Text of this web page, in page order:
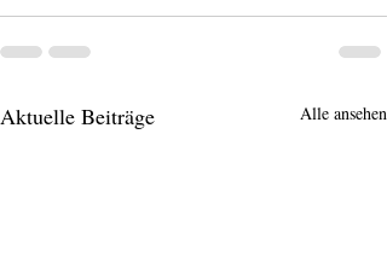
Aktuelle Beiträge Alle ansehen